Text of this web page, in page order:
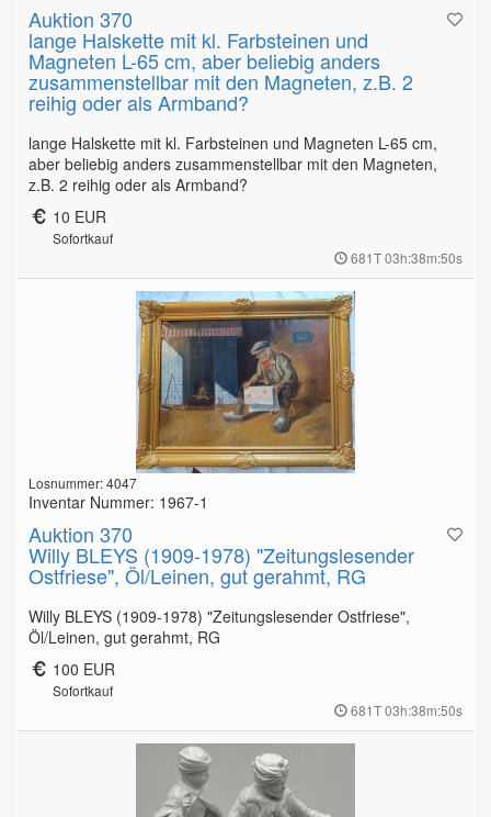
Auktion 370
lange Halskette mit kl. Farbsteinen und
Magneten L-65 cm, aber beliebig anders
zusammenstellbar mit den Magneten, z.B. 2
reihig oder als Armband?
lange Halskette mit kl. Farbsteinen und Magneten L-65 cm,
aber beliebig anders zusammenstellbar mit den Magneten,
z.B. 2 reihig oder als Armband?
10 EUR
Sofortkauf
681T 03h:38m:49s
Losnummer: 4047
Inventar Nummer: 1967-1
Auktion 370
Willy BLEYS (1909-1978) "Zeitungslesender
Ostfriese", Öl/Leinen, gut gerahmt, RG
Willy BLEYS (1909-1978) "Zeitungslesender Ostfriese",
Öl/Leinen, gut gerahmt, RG
100 EUR
Sofortkauf
681T 03h:38m:49s